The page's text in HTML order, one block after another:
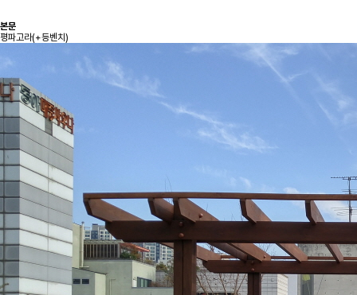
본문
평파고라(+등벤치)